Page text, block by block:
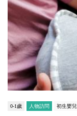
0-1歲 人物訪問 初生嬰兒